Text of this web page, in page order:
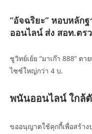
“อัจฉริยะ” หอบหลัก
ออนไลน์ ส่ง สอท.ตร
ชูวิทย์เย้ย “มาเก๊า 888” ต
ไซซ์ใหญ่กว่า 4 บ.
พนันออนไลน์ ใกล้
ขออนุญาตใช้คุกกี้เพื่อสร้า